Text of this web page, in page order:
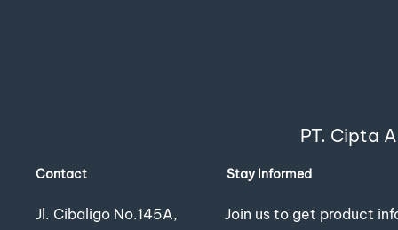
Contact
Jl. Cibaligo No.145A,
PT. Cipta
Stay Informed
Join us to get product